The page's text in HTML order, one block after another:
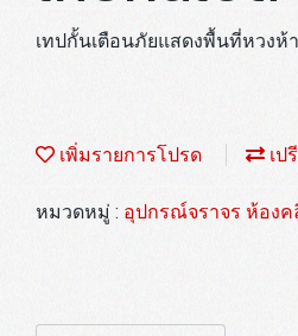
เทปกั้นเตือนภัยแสดงพื้นที่หวง
เพิ่มรายการโปรด เป
หมวดหมู่ : อุปกรณ์จราจร ห้อง